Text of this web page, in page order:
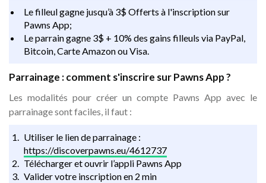
Le filleul gagne jusqu’à 3$ Offerts à l'inscription sur
Pawns App;
Le parrain gagne 3$ + 10% des gains filleuls via PayPal,
Bitcoin, Carte Amazon ou Visa.
Parrainage : comment s'inscrire sur Pawns App ?
Les modalités pour créer un compte Pawns App avec le
parrainage sont faciles, il faut :
Utiliser le lien de parrainage :
https://discoverpawns.eu/4612737
Télécharger et ouvrir l’appli Pawns App
Valider votre inscription en 2 min